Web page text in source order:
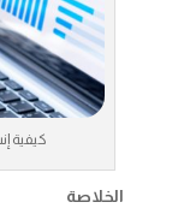
كيفية
الخلاصة